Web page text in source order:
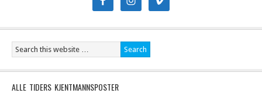
ALLE TIDERS KJENTMANNSPOSTER